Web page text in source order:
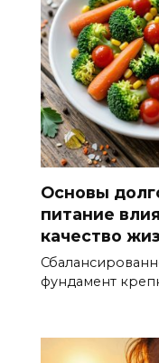
Основы
питание
качество
фундамент